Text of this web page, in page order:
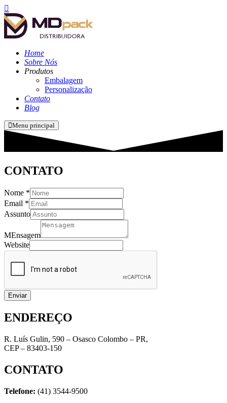
Home
Sobre Nós
Produtos
Embalagem
Personalização
Contato
Blog
Menu principal
CONTATO
Nome *
Email *
Assunto
MEnsagem
Website
Enviar
ENDEREÇO
R. Luís Gulin, 590 – Osasco Colombo – PR,
CEP – 83403-150
CONTATO
Telefone: (41) 3544-9500